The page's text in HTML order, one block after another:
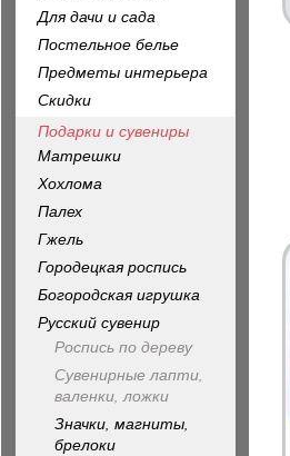
Для дачи и сада
Постельное белье
Предметы интерьера
Скидки
Подарки и сувениры
Матрешки
Хохлома
Палех
Гжель
Городецкая роспись
Богородская игрушка
Русский сувенир
Роспись по дереву
Сувенирные лапти,
валенки, ложки
Значки, магниты,
брелоки